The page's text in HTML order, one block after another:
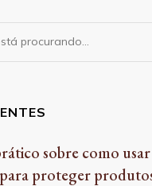
sobre como
proteger